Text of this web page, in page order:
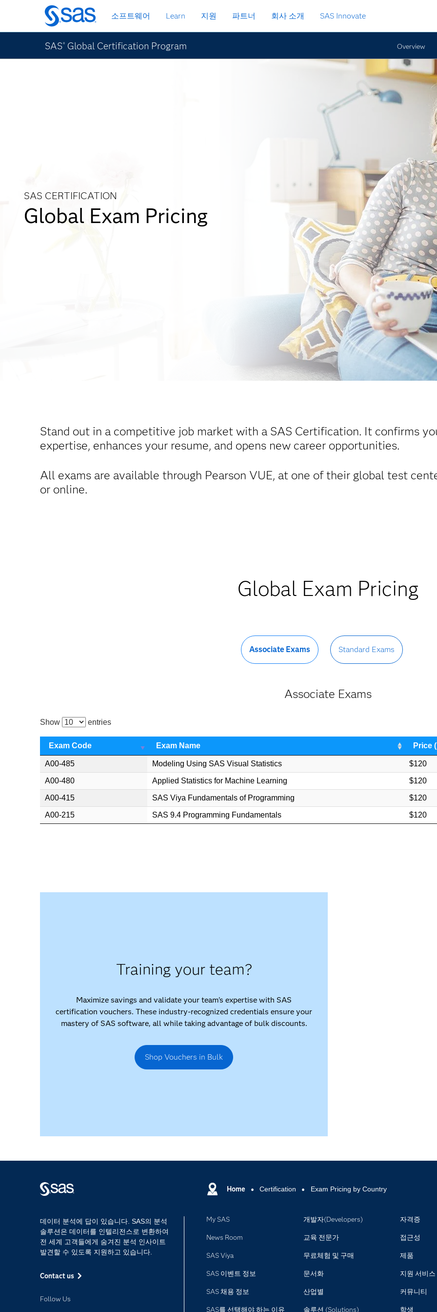
메
인
텐
소프트웨어 Learn 지원 파트너 회사 소개 SAS Innovate
SAS® Global Certification Program Overview
SAS CERTIFICATION
Global Exam Pricing
Stand out in a competitive job market with a SAS Certification. It confirms
expertise, enhances your resume, and opens new career opportunities.
All exams are available through Pearson VUE, at one of their global test
or online.
Global Exam Pricing
Associate Exams Standard Exams
Associate Exams
Show entries
Exam Code Exam Name Price
A00-485 Modeling Using SAS Visual Statistics $120
A00-480 Applied Statistics for Machine Learning $120
A00-415 SAS Viya Fundamentals of Programming $120
A00-215 SAS 9.4 Programming Fundamentals $120
Training your team?
Maximize savings and validate your team's expertise with SAS
certification vouchers. These industry-recognized credentials ensure your
mastery of SAS software, all while taking advantage of bulk discounts.
Shop Vouchers in Bulk
Home Certification Exam Pricing by Country
데이터 분석에 답이 있습니다. SAS의 분석
솔루션은 데이터를 인텔리전스로 변환하여
전 세계 고객들에게 숨겨진 분석 인사이트
발견할 수 있도록 지원하고 있습니다.
Contact us
Follow Us
My SAS
News Room
SAS Viya
SAS 이벤트 정보
SAS 채용 정보
SAS를 선택해야 하는 이유
개발자(Developers)
교육 전문가
무료체험 및 구매
문서화
산업별
솔루션 (Solutions)
자격증
접근성
제품
지원 서비스
커뮤니티
학생